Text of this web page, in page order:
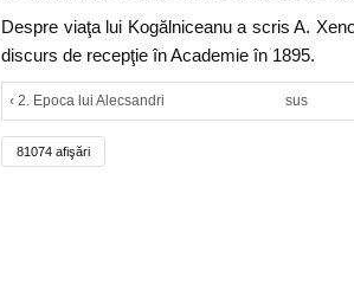
Despre viaţa lui Kogălniceanu a scris A.
discurs de recepţie în Academie în 1895.
‹ 2. Epoca lui Alecsandri sus
81074 afişări